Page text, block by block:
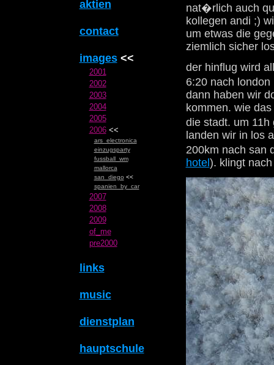
aktien
contact
images<<
2001
2002
2003
2004
2005
2006<<
ars_electronica
einzugsparty
fussball_wm
mallorca
san_diego <<
spanien_by_car
2007
2008
2009
of_me
pre2000
links
music
dienstplan
hauptschule
nat�rlich auch
kollegen andi ;)
um etwas die
ziemlich sicher
der hinflug wird
6:20 nach
dann haben wir
kommen. wie
die stadt. um
landen wir in los
200km nach san
hotel). klingt